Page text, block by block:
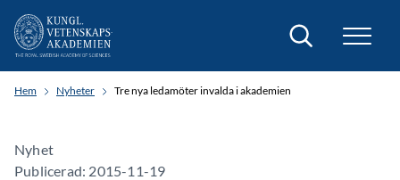
Sök
Hem Nyheter Tre nya ledamöter invalda i akademien
Nyhet
Publicerad: 2015-11-19